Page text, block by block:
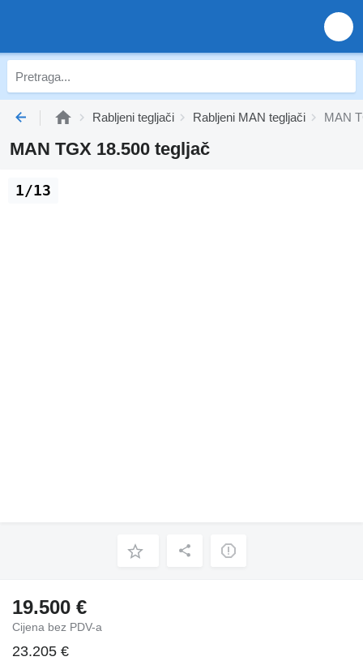
Rabljeni tegljači Rabljeni MAN tegljači MAN
MAN TGX 18.500 tegljač
1/13
19.500 €
Cijena bez PDV-a
23.205 €